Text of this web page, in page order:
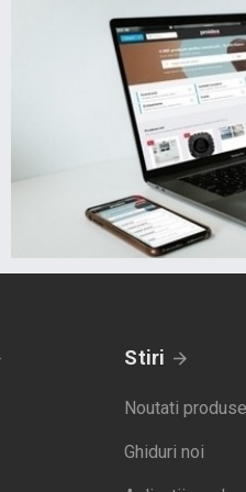
Stiri
Noutati produse
Ghiduri noi